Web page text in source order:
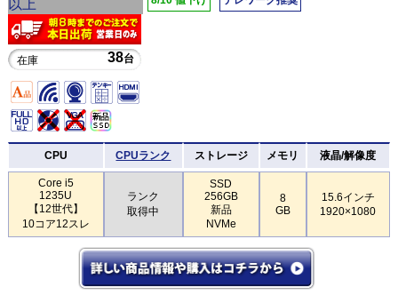
在庫 38台
CPU CPUランク ストレージ メモリ 液晶/解像度
Core i5
1235U
【12世代】
10コア12スレ
ランク
取得中
SSD
256GB
新品
NVMe
8
GB
15.6インチ
1920×1080